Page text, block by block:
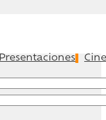
Presentaciones Cine